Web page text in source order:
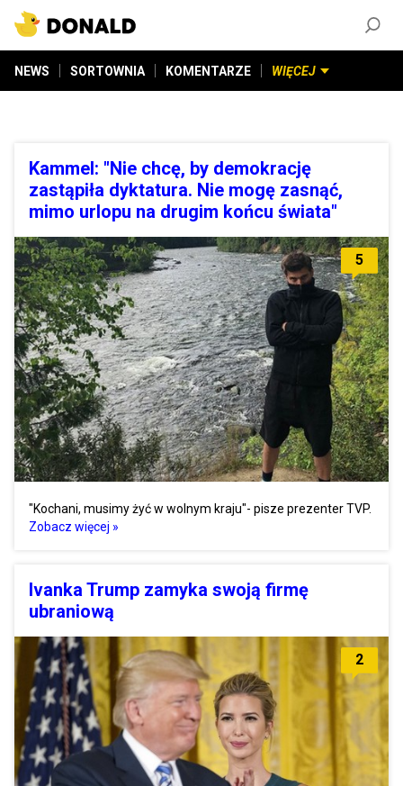
NEWS SORTOWNIA KOMENTARZE WIĘCEJ
Kammel: "Nie chcę, by demokrację
zastąpiła dyktatura. Nie mogę zasnąć,
mimo urlopu na drugim końcu świata"
5
"Kochani, musimy żyć w wolnym kraju"- pisze prezenter TVP.
Zobacz więcej »
Ivanka Trump zamyka swoją firmę
ubraniową
2